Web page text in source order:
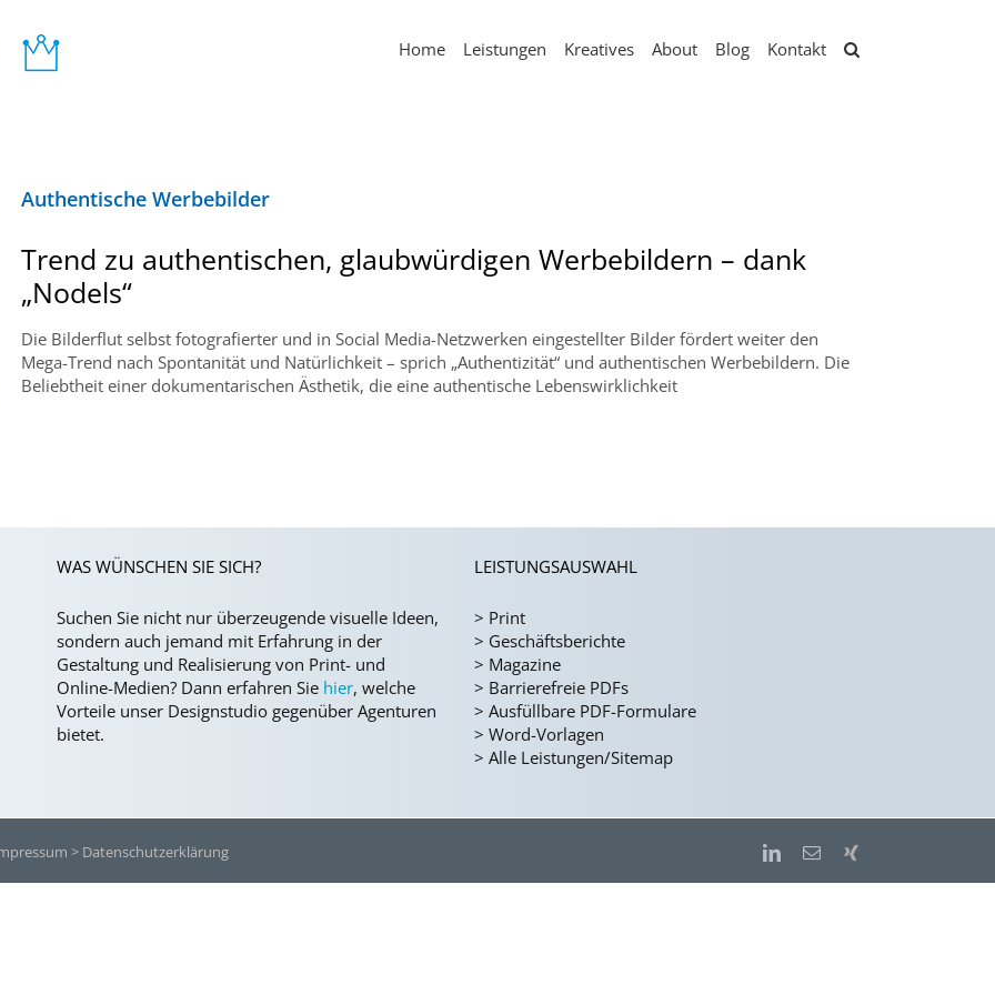
Home Leistungen Kreatives About Blog Kontakt
Authentische Werbebilder
Trend zu authentischen, glaubwürdigen Werbebildern – dank
„Nodels“
Die Bilderflut selbst fotografierter und in Social Media-Netzwerken eingestellter Bilder fördert weiter den
Mega-Trend nach Spontanität und Natürlichkeit – sprich „Authentizität“ und authentischen Werbebildern. Die
Beliebtheit einer dokumentarischen Ästhetik, die eine authentische Lebenswirklichkeit
WAS WÜNSCHEN SIE SICH?
Suchen Sie nicht nur überzeugende visuelle Ideen,
sondern auch jemand mit Erfahrung in der
Gestaltung und Realisierung von Print- und
Online-Medien? Dann erfahren Sie hier, welche
Vorteile unser Designstudio gegenüber Agenturen
bietet.
LEISTUNGSAUSWAHL
> Print
> Geschäftsberichte
> Magazine
> Barrierefreie PDFs
>Ausfüllbare PDF-Formulare
>Word-Vorlagen
>Alle Leistungen/Sitemap
> Datenschutzerklärung LinkedIn
E-
Xing